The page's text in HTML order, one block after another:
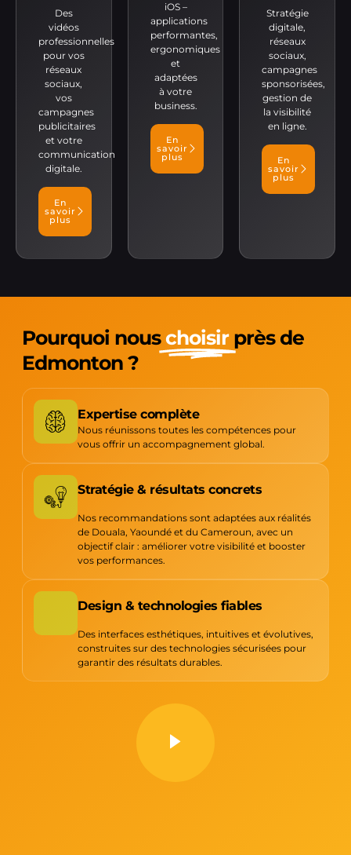
Des
vidéos
professionnelles
pour vos
réseaux
sociaux,
vos
campagnes
publicitaires
et votre
communication
digitale.
En
savoir
plus
iOS –
applications
performantes,
ergonomiques
et
adaptées
à votre
business.
En
savoir
plus
Stratégie
digitale,
réseaux
sociaux,
campagnes
sponsorisées,
gestion de
la visibilité
en ligne.
En
savoir
plus
Pourquoi nouschoisir près de
Edmonton ?
Expertise complète
Nous réunissons toutes les compétences pour
vous offrir un accompagnement global.
Stratégie & résultats concrets
Nos recommandations sont adaptées aux réalités
de Douala, Yaoundé et du Cameroun, avec un
objectif clair : améliorer votre visibilité et booster
vos performances.
Design & technologies fiables
Des interfaces esthétiques, intuitives et évolutives,
construites sur des technologies sécurisées pour
garantir des résultats durables.